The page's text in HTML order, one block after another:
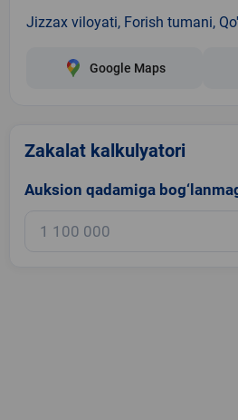
Jizzax viloyati, Forish tumani,
Google Maps
Zakalat kalkulyatori
Auksion qadamiga